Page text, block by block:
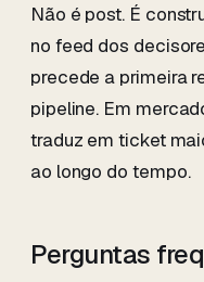
Não é post. É
no feed dos
precede a primeira
pipeline. Em
traduz em ticket
ao longo do tempo.
Perguntas